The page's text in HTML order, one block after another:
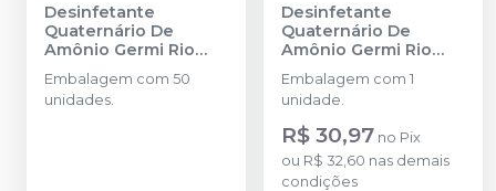
Desinfetante
Quaternário De
Amônio Germi Rio
Pronto Uso Wipes
RIOQUÍMICA
Embalagem com 50
unidades.
Desinfetante
Quaternário De
Amônio Germi Rio
Pronto Uso 750ml
RIOQUÍMICA
Embalagem com 1
unidade.
R$ 30,97 no Pix
ou R$ 32,60 nas demais
condições